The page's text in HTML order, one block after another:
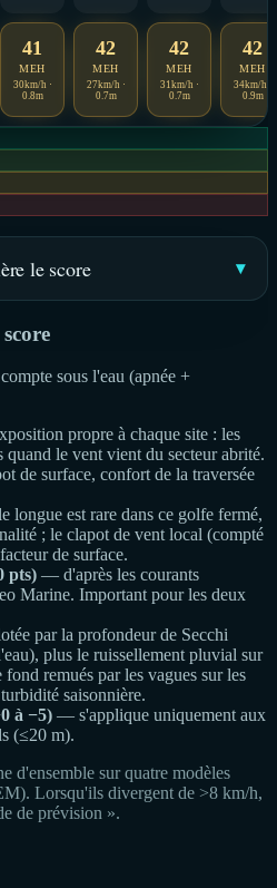
41
MEH
30km/h ·
0.8m
42
MEH
27km/h ·
0.7m
42
MEH
31km/h ·
0.7m
42
MEH
34km/h ·
0.9m
le score
sous l'eau (apnée +
propre à chaque site : les
quand le vent vient du secteur abrité.
de surface, confort de la traversée
longue est rare dans ce golfe fermé,
; le clapot de vent local (compté
de surface.
pts) — d'après les courants
Marine. Important pour les deux
par la profondeur de Secchi
plus le ruissellement pluvial sur
fond remués par les vagues sur les
saisonnière.
à −5) — s'applique uniquement aux
(≤20 m).
d'ensemble sur quatre modèles
Lorsqu'ils divergent de >8 km/h,
de prévision ».